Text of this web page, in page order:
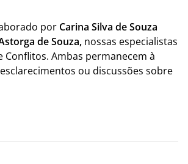
por Carina Silva de Souza
de Souza, nossas especialistas
Conflitos. Ambas permanecem à
ou discussões sobre